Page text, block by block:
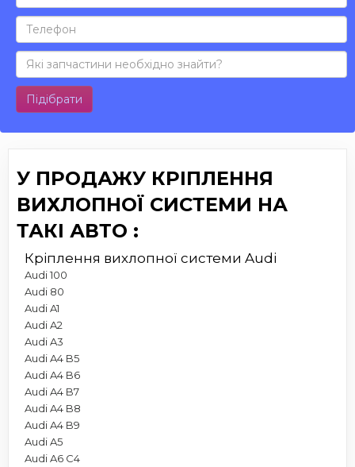
Підібрати
У ПРОДАЖУ КРІПЛЕННЯ
ВИХЛОПНОЇ СИСТЕМИ НА
ТАКІ АВТО :
Кріплення вихлопної системи Audi
Audi 100
Audi 80
Audi A1
Audi A2
Audi A3
Audi A4 B5
Audi A4 B6
Audi A4 B7
Audi A4 B8
Audi A4 B9
Audi A5
Audi A6 C4